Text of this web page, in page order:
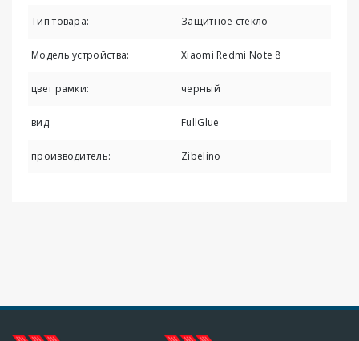
Тип товара: Защитное стекло
Модель устройства: Xiaomi Redmi Note 8
цвет рамки: черный
вид: FullGlue
производитель: Zibelino